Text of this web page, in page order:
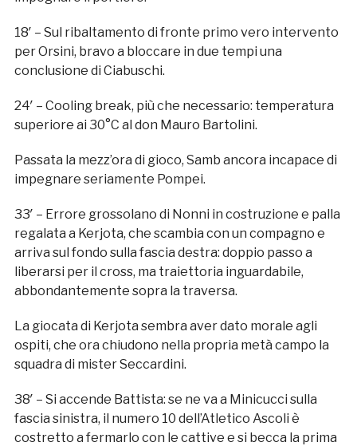
18′ – Sul ribaltamento di fronte primo vero intervento
per Orsini, bravo a bloccare in due tempi una
conclusione di Ciabuschi.
24′ – Cooling break, più che necessario: temperatura
superiore ai 30°C al don Mauro Bartolini.
Passata la mezz’ora di gioco, Samb ancora incapace di
impegnare seriamente Pompei.
33′ – Errore grossolano di Nonni in costruzione e palla
regalata a Kerjota, che scambia con un compagno e
arriva sul fondo sulla fascia destra: doppio passo a
liberarsi per il cross, ma traiettoria inguardabile,
abbondantemente sopra la traversa.
La giocata di Kerjota sembra aver dato morale agli
ospiti, che ora chiudono nella propria metà campo la
squadra di mister Seccardini.
38′ – Si accende Battista: se ne va a Minicucci sulla
fascia sinistra, il numero 10 dell’Atletico Ascoli è
costretto a fermarlo con le cattive e si becca la prima